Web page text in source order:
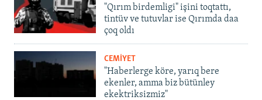
"Qırım birdemligi" işini toqtattı,
tintüv ve tutuvlar ise Qırımda daa
çoq oldı
CEMİYET
"Haberlerge köre, yarıq bere
ekenler, amma biz bütünley
ekektriksizmiz"